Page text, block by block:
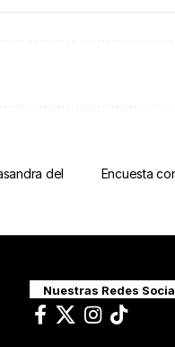
del
Encuesta
Nuestras Redes